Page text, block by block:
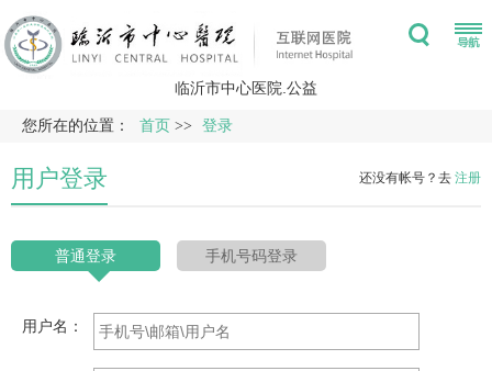
临沂市中心医院.公益
您所在的位置： 首页 >> 登录
还没有帐号？去 注册
用户登录
普通登录 手机号码登录
用户名：